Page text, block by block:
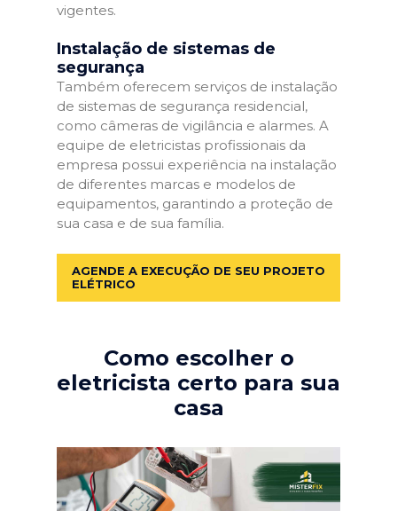
vigentes.
Instalação de sistemas de
segurança
Também oferecem serviços de instalação
de sistemas de segurança residencial,
como câmeras de vigilância e alarmes. A
equipe de eletricistas profissionais da
empresa possui experiência na instalação
de diferentes marcas e modelos de
equipamentos, garantindo a proteção de
sua casa e de sua família.
AGENDE A EXECUÇÃO DE SEU PROJETO
ELÉTRICO
Como escolher o
eletricista certo para sua
casa